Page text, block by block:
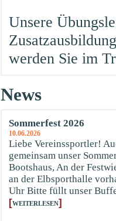
Unsere
werden Sie im
News
Sommerfest 2026
10.06.2026
Liebe Vereinssportler!
gemeinsam unser
Bootshaus, An der
an der Elbsporthalle
Uhr Bitte füllt unser
[WEITERLESEN]